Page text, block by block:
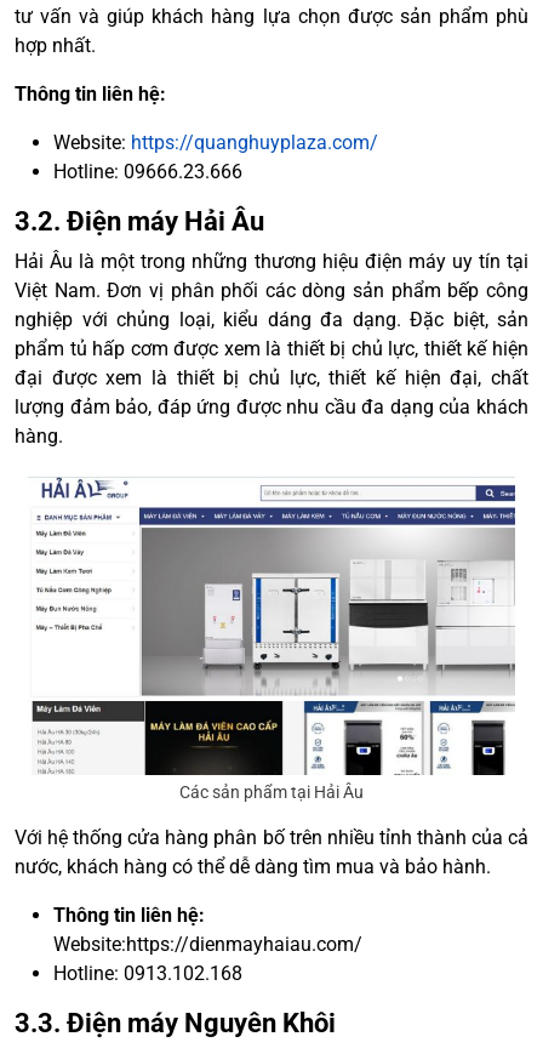
tư vấn và giúp khách hàng lựa chọn được sản phẩm phù
hợp nhất.
Thông tin liên hệ:
Website: https://quanghuyplaza.com/
Hotline: 09666.23.666
3.2. Điện máy Hải Âu
Hải Âu là một trong những thương hiệu điện máy uy tín tại
Việt Nam. Đơn vị phân phối các dòng sản phẩm bếp công
nghiệp với chủng loại, kiểu dáng đa dạng. Đặc biệt, sản
phẩm tủ hấp cơm được xem là thiết bị chủ lực, thiết kế hiện
đại được xem là thiết bị chủ lực, thiết kế hiện đại, chất
lượng đảm bảo, đáp ứng được nhu cầu đa dạng của khách
hàng.
Các sản phẩm tại Hải Âu
Với hệ thống cửa hàng phân bố trên nhiều tỉnh thành của cả
nước, khách hàng có thể dễ dàng tìm mua và bảo hành.
Thông tin liên hệ:
Website:https://dienmayhaiau.com/
Hotline: 0913.102.168
3.3. Điện máy Nguyên Khôi